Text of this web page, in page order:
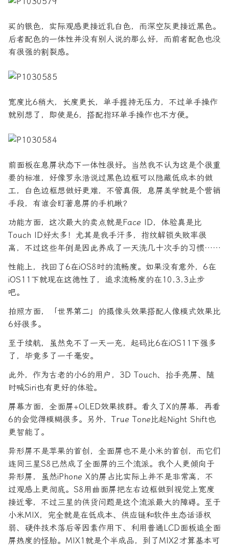
买的银色，实际观感更接近乳白色，而深空灰更接近黑色。
后者配色的一体性并没有别人说的那么好，而前者配色也没
有很强的割裂感。
宽度比6稍大，长度更长，单手握持无压力，不过单手操作
就别想了，即使是6，搭配指环单手操作也不方便。
前面板在息屏状态下一体性很好。当然我不认为这是个很重
要的标准，好像罗永浩说过黑色边框可以隐藏低成本的做
工，白色边框想做好更难，不管真假，息屏美学就是个营销
手段，有谁会盯著息屏的手机瞅？
功能方面，这次最大的卖点就是Face ID，体验真是比
Touch ID好太多！尤其是我手汗多，指纹解锁失败率很
高，不过这些年倒是因此养成了一天洗几十次手的习惯……
性能上，找回了6在iOS8时的流畅度。如果没有意外，6在
iOS11下就现在这德性了，追求流畅度的在10.3.3止步
吧。
拍照方面，「世界第二」的摄像头效果搭配人像模式效果比
6好很多。
至于续航，虽然免不了一天一充，起码比6在iOS11下强多
了，毕竟多了一千毫安。
此外，作为古老的小6的用户，3D Touch、抬手亮屏、随
时喊Siri也有更好的体验。
屏幕方面，全面屏+OLED效果拔群。看久了X的屏幕，再看
6的会觉得模糊很多。另外，True Tone比起Night Shift也
更智能了。
异形屏不是苹果的首创，全面屏也不是小米的首创，而它们
连同三星S8已然成了全面屏的三个流派。我个人更倾向于
异形屏，虽然iPhone X的屏占比实际上并不是非常高，不
过观感上更彻底。S8用曲面屏把左右边框做到视觉上宽度
接近零，不过三星的供货问题是这个流派最大的障碍。至于
小米MIX，完全就是在低成本、供应链和软件生态话语权
弱、硬件技术落后等因素作用下、利用普通LCD面板追全面
屏热度的怪胎。MIX1就是个半成品，到了MIX2才算基本可